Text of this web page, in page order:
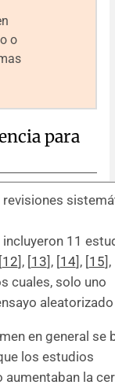
o
para
incluyeron 11
12], [13], [14], [15],
cuales, solo uno
en general se
los estudios
la